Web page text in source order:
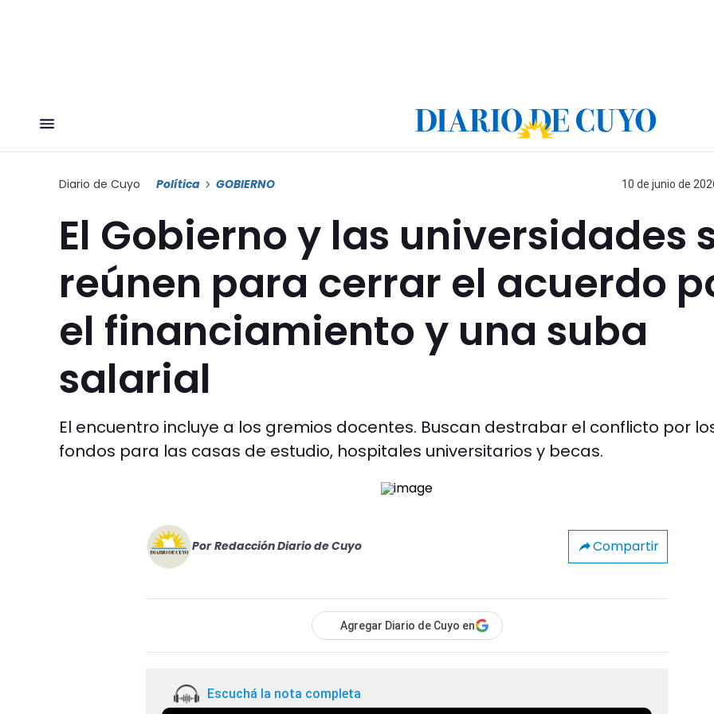
Diario de Cuyo Política GOBIERNO 10 de junio de
El Gobierno y las universidades
reúnen para cerrar el acuerdo
el financiamiento y una suba
salarial
El encuentro incluye a los gremios docentes. Buscan destrabar el conflicto por
fondos para las casas de estudio, hospitales universitarios y becas.
Por Redacción Diario de Cuyo Compartir
Agregar Diario de Cuyo en
Escuchá la nota completa